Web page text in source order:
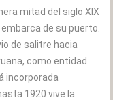
mitad del siglo XIX
de su puerto.
de salitre hacia
como entidad
incorporada
1920 vive la